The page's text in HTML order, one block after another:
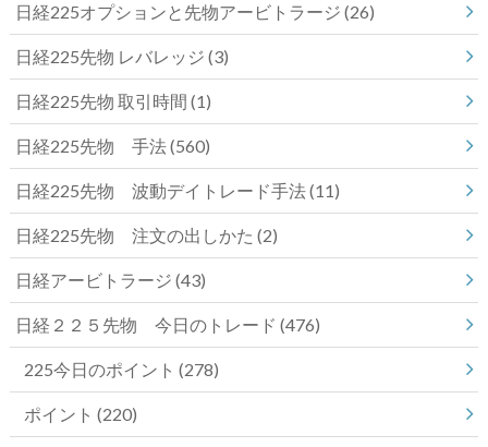
日経225オプションと先物アービトラージ (26)
日経225先物 レバレッジ (3)
日経225先物 取引時間 (1)
日経225先物 手法(560)
日経225先物 波動デイトレード手法(11)
日経225先物 注文の出しかた (2)
日経アービトラージ (43)
日経２２５先物 今日のトレード (476)
225今日のポイント (278)
ポイント (220)